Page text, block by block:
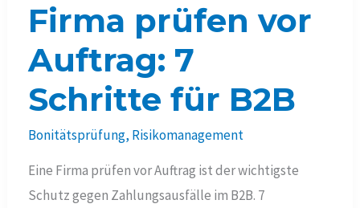
Firma prüfen vor
Auftrag: 7
Schritte für B2B
Bonitätsprüfung, Risikomanagement
Eine Firma prüfen vor Auftrag ist der wichtigste
Schutz gegen Zahlungsausfälle im B2B. 7